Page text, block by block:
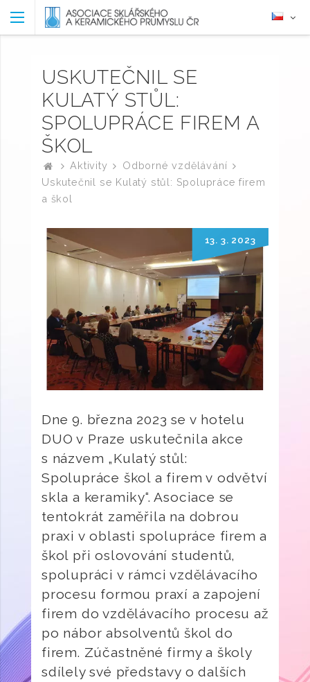
USKUTEČNIL SE
KULATÝ STŮL:
SPOLUPRÁCE FIREM A
ŠKOL
Aktivity
Odborné vzdělávání
Uskutečnil se Kulatý stůl: Spolupráce firem
a škol
13. 3. 2023
Dne 9. března 2023 se v hotelu
DUO v Praze uskutečnila akce
s názvem „Kulatý stůl:
Spolupráce škol a firem v odvětví
skla a keramiky“. Asociace se
tentokrát zaměřila na dobrou
praxi v oblasti spolupráce firem a
škol při oslovování studentů,
spolupráci v rámci vzdělávacího
procesu formou praxí a zapojení
firem do vzdělávacího procesu až
po nábor absolventů škol do
firem. Zúčastněné firmy a školy
sdílely své představy o dalších